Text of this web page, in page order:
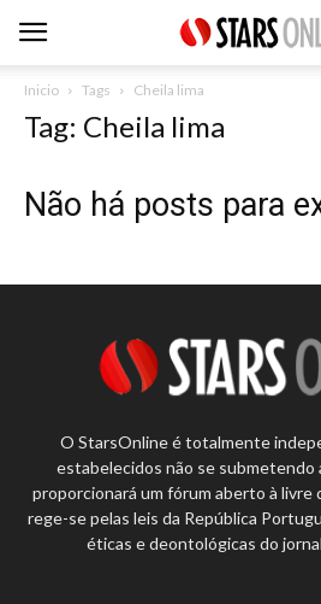
Inicio Tags Cheila lima
Tag: Cheila lima
Não há posts para
O StarsOnline é totalmente
estabelecidos não se submetendo
proporcionará um fórum aberto à livre
rege-se pelas leis da República
éticas e deontológicas do